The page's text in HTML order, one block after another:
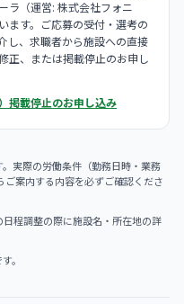
ラ（運営: 株式会社フォニ
ます。ご応募の受付・選考の
し、求職者から施設への直接
正、または掲載停止のお申し
掲載停止のお申し込み
実際の労働条件（勤務日時・業務
案内する内容を必ずご確認くださ
程調整の際に施設名・所在地の詳
。